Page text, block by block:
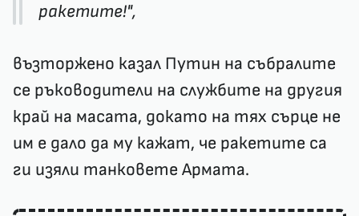
ракетите!",
възторжено казал Путин на събралите
се ръководители на службите на другия
край на масата, докато на тях сърце не
им е дало да му кажат, че ракетите са
ги изяли танковете Армата.